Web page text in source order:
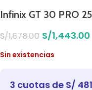
Infinix GT 30 PRO
S/1,678.00 S/1,443.00
Sin existencias
3 cuotas de S/